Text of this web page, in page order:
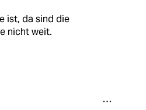
ist, da sind die
nicht weit.